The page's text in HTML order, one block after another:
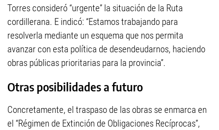
Torres consideró “urgente” la situación de la Ruta
cordillerana. E indicó: “Estamos trabajando para
resolverla mediante un esquema que nos permita
avanzar con esta política de desendeudarnos, haciendo
obras públicas prioritarias para la provincia”.
Otras posibilidades a futuro
Concretamente, el traspaso de las obras se enmarca en
el “Régimen de Extinción de Obligaciones Recíprocas”,